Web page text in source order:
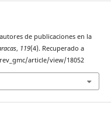
de publicaciones en la
, 119(4). Recuperado a
article/view/18052